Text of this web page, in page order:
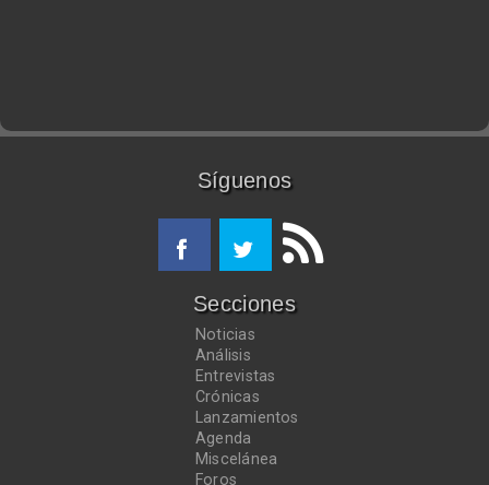
Síguenos
Secciones
Noticias
Análisis
Entrevistas
Crónicas
Lanzamientos
Agenda
Miscelánea
Foros